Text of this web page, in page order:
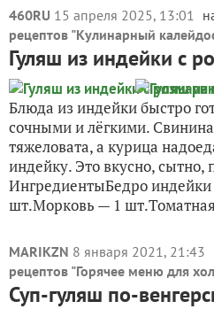
460RU 15 апреля 2025, 13:01
рецептов "Кулинарный
Гуляш из индейки с
Блюда из индейки быстро
сочными и лёгкими.
тяжеловата, а курица
индейку. Это вкусно, сытно,
ИнгредиентыБедро
шт.Морковь — 1
MARIKZN 8 января 2021, 21:43
рецептов "Горячее меню для
Суп-гуляш по-